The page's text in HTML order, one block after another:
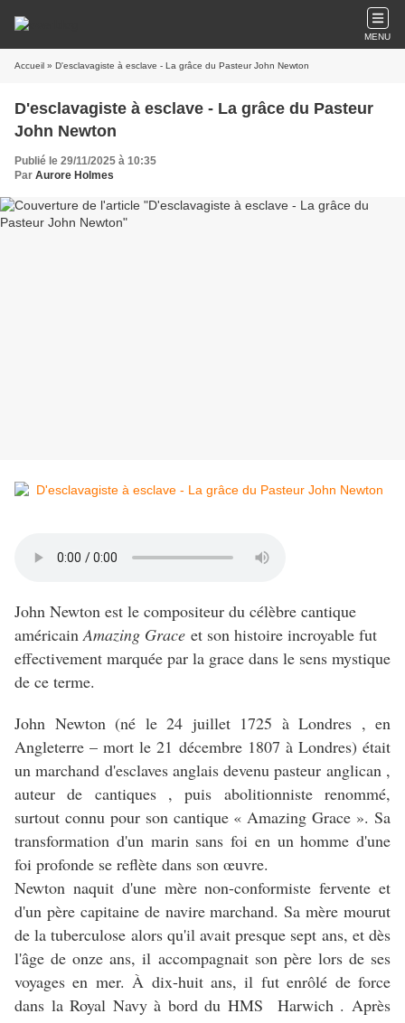
MENU
Accueil » D'esclavagiste à esclave - La grâce du Pasteur John Newton
D'esclavagiste à esclave - La grâce du Pasteur
John Newton
Publié le 29/11/2025 à 10:35
Par Aurore Holmes
John Newton est le compositeur du célèbre cantique
américainAmazing Grace et son histoire incroyable fut
effectivement marquée par la grace dans le sens mystique
de ce terme.
John Newton (né le 24 juillet 1725 à Londres , en
Angleterre – mort le 21 décembre 1807 à Londres) était
un marchand d'esclaves anglais devenu pasteur anglican ,
auteur de cantiques , puis abolitionniste renommé,
surtout connu pour son cantique « Amazing Grace ». Sa
transformation d'un marin sans foi en un homme d'une
foi profonde se reflète dans son œuvre.
Newton naquit d'une mère non-conformiste fervente et
d'un père capitaine de navire marchand. Sa mère mourut
de la tuberculose alors qu'il avait presque sept ans, et dès
l'âge de onze ans, il accompagnait son père lors de ses
voyages en mer. À dix-huit ans, il fut enrôlé de force
dans la Royal Navy à bord du HMS Harwich . Après